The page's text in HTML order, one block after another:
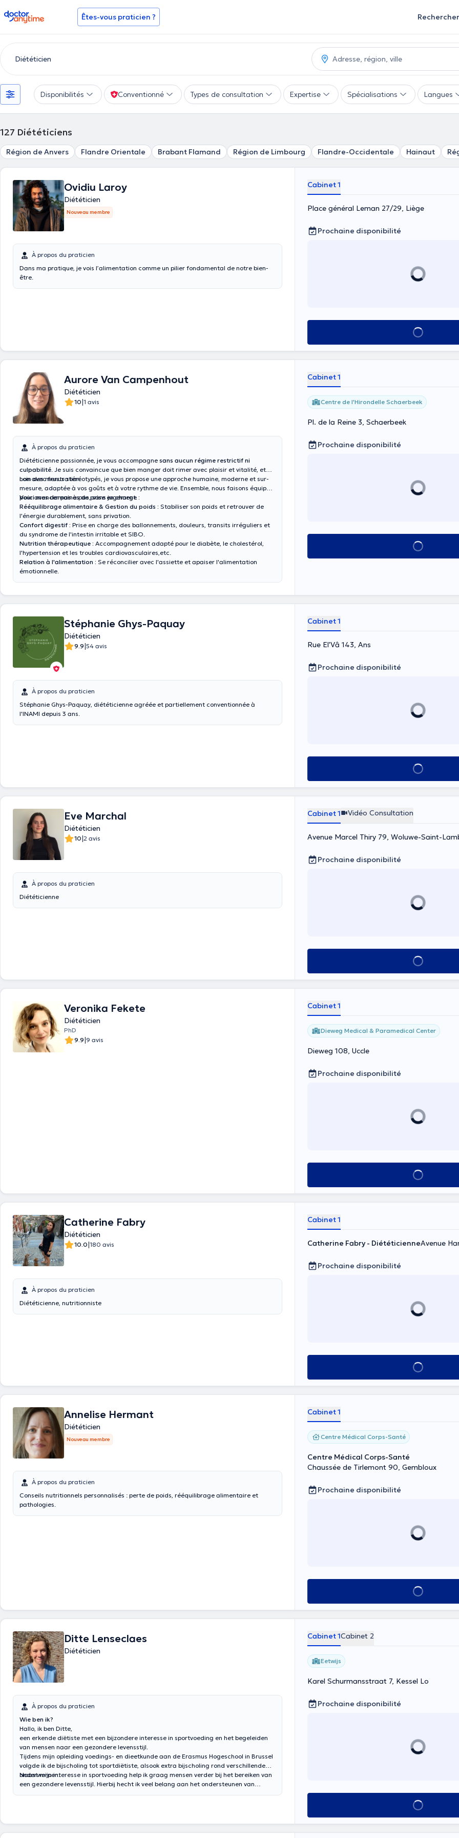
doctoranytime Êtes-vous praticien ? Rechercher
Disponibilités Conventionné Types de consultation Expertise Spécialisations Langues
127 Diététiciens
Région de Anvers Flandre Orientale Brabant Flamand Région de Limbourg Flandre-Occidentale Hainaut
Ovidiu Laroy
Diététicien
Nouveau membre
À propos du praticien
Dans ma pratique, je vois l’alimentation comme un pilier fondamental de notre bien-
être.
Cabinet 1
Place général Leman 27/29, Liège
Prochaine disponibilité
Voir tout
Aurore Van Campenhout
Diététicien
10|1 avis
À propos du praticien
Diététicienne passionnée, je vous accompagne sans aucun régime restrictif ni
culpabilité. Je suis convaincue que bien manger doit rimer avec plaisir et vitalité, et
non avec frustration.
Loin des menus stéréotypés, je vous propose une approche humaine, moderne et sur-
mesure, adaptée à vos goûts et à votre rythme de vie. Ensemble, nous faisons équipe
pour avancer pas à pas, sans jugement.
Voici mes domaines de prise en charge :
Rééquilibrage alimentaire & Gestion du poids : Stabiliser son poids et retrouver de
l'énergie durablement, sans privation.
Confort digestif : Prise en charge des ballonnements, douleurs, transits irréguliers et
du syndrome de l'intestin irritable et SIBO.
Nutrition thérapeutique : Accompagnement adapté pour le diabète, le cholestérol,
l'hypertension et les troubles cardiovasculaires,etc.
Relation à l'alimentation : Se réconcilier avec l'assiette et apaiser l'alimentation
émotionnelle.
Cabinet 1
Centre de l'Hirondelle Schaerbeek
Pl. de la Reine 3, Schaerbeek
Prochaine disponibilité
Voir tout
Stéphanie Ghys-Paquay
Diététicien
9.9|54 avis
À propos du praticien
Stéphanie Ghys-Paquay, diététicienne agréée et partiellement conventionnée à
l'INAMI depuis 3 ans.
Cabinet 1
Rue El'Vâ 143, Ans
Prochaine disponibilité
Voir tout
Eve Marchal
Diététicien
10|2 avis
À propos du praticien
Diététicienne
Cabinet 1 Vidéo Consultation
Avenue Marcel Thiry 79, Woluwe-Saint-
Prochaine disponibilité
Voir tout
Veronika Fekete
Diététicien
PhD
9.9|9 avis
Cabinet 1
Dieweg Medical & Paramedical Center
Dieweg 108, Uccle
Prochaine disponibilité
Voir tout
Catherine Fabry
Diététicien
10.0|180 avis
À propos du praticien
Diététicienne, nutritionniste
Cabinet 1
Catherine Fabry - DiététicienneAvenue
Prochaine disponibilité
Voir tout
Annelise Hermant
Diététicien
Nouveau membre
À propos du praticien
Conseils nutritionnels personnalisés : perte de poids, rééquilibrage alimentaire et
pathologies.
Cabinet 1
Centre Médical Corps-Santé
Centre Médical Corps-Santé
Chaussée de Tirlemont 90, Gembloux
Prochaine disponibilité
Voir tout
Ditte Lenseclaes
Diététicien
À propos du praticien
Wie ben ik?
Hallo, ik ben Ditte,
een erkende diëtiste met een bijzondere interesse in sportvoeding en het begeleiden
van mensen naar een gezondere levensstijl.
Tijdens mijn opleiding voedings- en dieetkunde aan de Erasmus Hogeschool in Brussel
volgde ik de bijscholing tot sportdiëtiste, alsook extra bijscholing rond verschillende
onderwerpen.
Naast mijn interesse in sportvoeding help ik graag mensen verder bij het bereiken van
een gezondere levensstijl. Hierbij hecht ik veel belang aan het ondersteunen van
Cabinet 1Cabinet 2
Eetwijs
Karel Schurmansstraat 7, Kessel Lo
Prochaine disponibilité
Voir tout